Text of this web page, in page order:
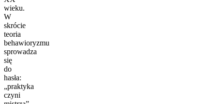
wieku.
W
skrócie
teoria
behawioryzmu
sprowadza
się
do
hasła:
„praktyka
czyni